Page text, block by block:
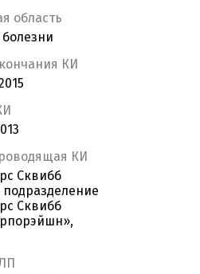
область
КИ
КИ
Сквибб
Сквибб